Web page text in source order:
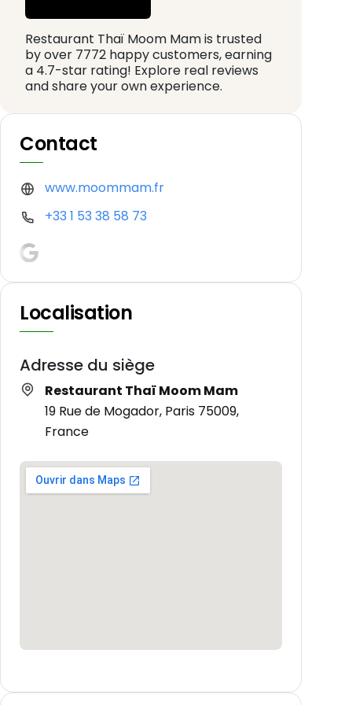
Restaurant Thaï Moom Mam is trusted
by over 7772 happy customers, earning
a 4.7-star rating! Explore real reviews
and share your own experience.
Contact
www.moommam.fr
+33 1 53 38 58 73
Localisation
Adresse du siège
Restaurant Thaï Moom Mam
19 Rue de Mogador, Paris 75009,
France